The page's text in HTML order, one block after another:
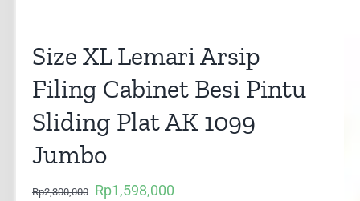
Size XL Lemari Arsip
Filing Cabinet Besi Pintu
Sliding Plat AK 1099
Jumbo
Rp2,300,000
Original
Rp1,598,000